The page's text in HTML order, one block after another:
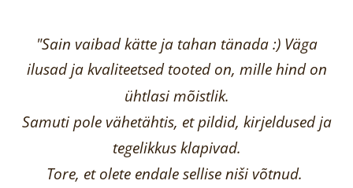
"Sain vaibad kätte ja tahan tänada :) Väga
ilusad ja kvaliteetsed tooted on, mille hind on
ühtlasi mõistlik.
Samuti pole vähetähtis, et pildid, kirjeldused ja
tegelikkus klapivad.
Tore, et olete endale sellise niši võtnud.